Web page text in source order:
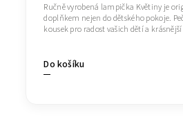
Do košíku
Ručně vyrobená lampička Květiny je
doplňkem nejen do dětského pokoje.
kousek pro radost vašich dětí a